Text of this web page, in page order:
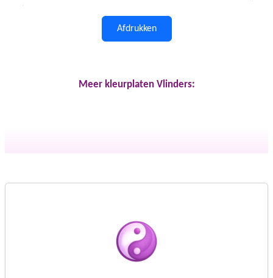
Afdrukken
Meer kleurplaten Vlinders: